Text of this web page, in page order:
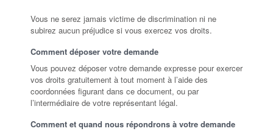
Vous ne serez jamais victime de discrimination ni ne
subirez aucun préjudice si vous exercez vos droits.
Comment déposer votre demande
Vous pouvez déposer votre demande expresse pour exercer
vos droits gratuitement à tout moment à l’aide des
coordonnées figurant dans ce document, ou par
l’intermédiaire de votre représentant légal.
Comment et quand nous répondrons à votre demande